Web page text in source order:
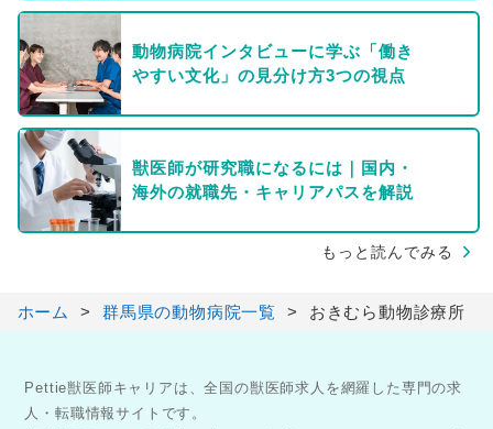
動物病院インタビューに学ぶ「働き
やすい文化」の見分け方3つの視点
獣医師が研究職になるには｜国内・
海外の就職先・キャリアパスを解説
もっと読んでみる
ホーム 群馬県の動物病院一覧 おきむら動物診療所
Pettie獣医師キャリアは、全国の獣医師求人を網羅した専門の求
人・転職情報サイトです。